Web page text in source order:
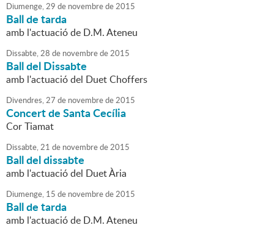
Diumenge,29 de novembrede2015
Ball de tarda
amb l'actuació de D.M. Ateneu
Dissabte,28 de novembrede2015
Ball del Dissabte
amb l'actuació del Duet Choffers
Divendres,27 de novembrede2015
Concert de Santa Cecília
Cor Tiamat
Dissabte,21 de novembrede2015
Ball del dissabte
amb l'actuació del Duet Ària
Diumenge, 15 de novembrede2015
Ball de tarda
amb l'actuació de D.M. Ateneu